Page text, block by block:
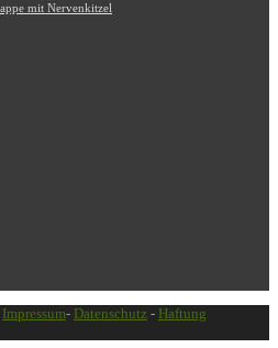
mit Nervenkitzel
Impressum- Datenschutz - Haftung